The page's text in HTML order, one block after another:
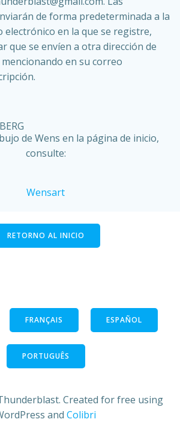
de forma predeterminada a la
electrónico en la que se registre,
que se envíen a otra dirección de
en su correo
de Wens en la página de inicio,
consulte:
Wensart
RETORNO AL INICIO
FRANÇAIS ESPAÑOL
PORTUGUÊS
Created for free using
and Colibri